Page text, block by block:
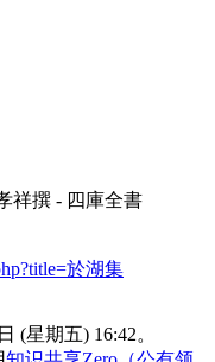
祥撰 - 四庫全書
於湖集
(星期五) 16:42。